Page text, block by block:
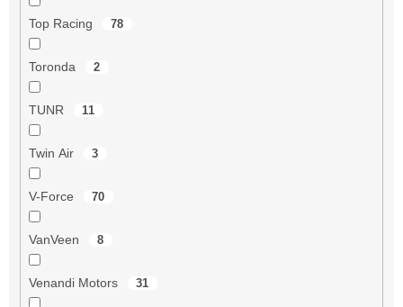
Top Racing 78
Toronda 2
TUNR 11
Twin Air 3
V-Force 70
VanVeen 8
Venandi Motors 31